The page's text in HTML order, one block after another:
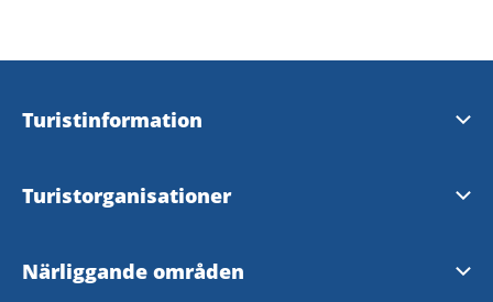
Turistinformation
Visit Dalsland Center
Turistorganisationer
Visit Dalsland AB
Närliggande områden